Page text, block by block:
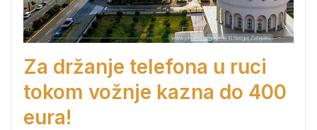
Za držanje telefona u ruci
tokom vožnje kazna do 400
eura!